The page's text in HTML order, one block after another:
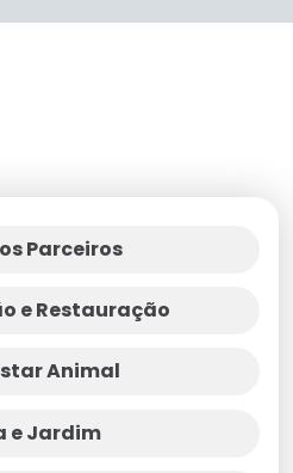
Parceiros
e Restauração
Animal
e Jardim